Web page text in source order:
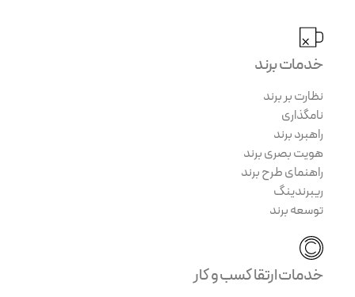
خدمات برند
نظارت بر برند
نامگذاری
راهبرد برند
هویت بصری برند
راهنمای طرح برند
ریبرندینگ
توسعه برند
خدمات ارتقا کسب و کار